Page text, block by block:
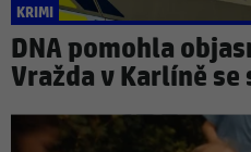
KRIMI
DNA pomohla
Vražda v Karlíně